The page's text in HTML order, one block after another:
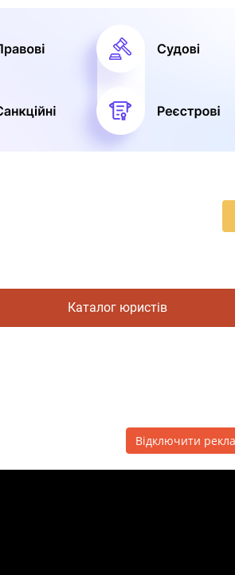
Каталог юристів
Відключити